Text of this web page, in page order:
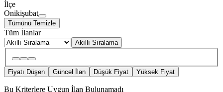
İlçe
Onikişubat
Tümünü Temizle
Tüm İlanlar
Akıllı Sıralama
Fiyatı Düşen Güncel İlan Düşük Fiyat Yüksek Fiyat
Bu Kriterlere Uygun İlan Bulunamadı